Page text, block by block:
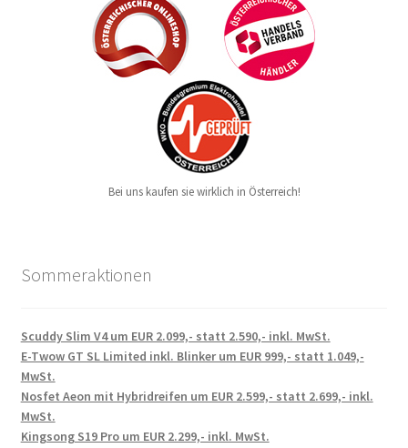
Bei uns kaufen sie wirklich in Österreich!
Sommeraktionen
Scuddy Slim V4 um EUR 2.099,- statt 2.590,- inkl. MwSt.
E-Twow GT SL Limited inkl. Blinker um EUR 999,- statt 1.049,-
MwSt.
Nosfet Aeon mit Hybridreifen um EUR 2.599,- statt 2.699,- inkl.
MwSt.
Kingsong S19 Pro um EUR 2.299,- inkl. MwSt.